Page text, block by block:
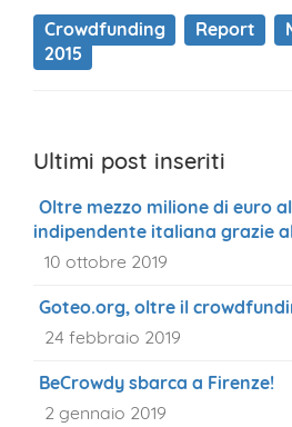
Crowdfunding Report
2015
Ultimi post inseriti
Oltre mezzo milione di euro
indipendente italiana grazie
10 ottobre 2019
Goteo.org, oltre il
24 febbraio 2019
BeCrowdy sbarca a Firenze!
2 gennaio 2019